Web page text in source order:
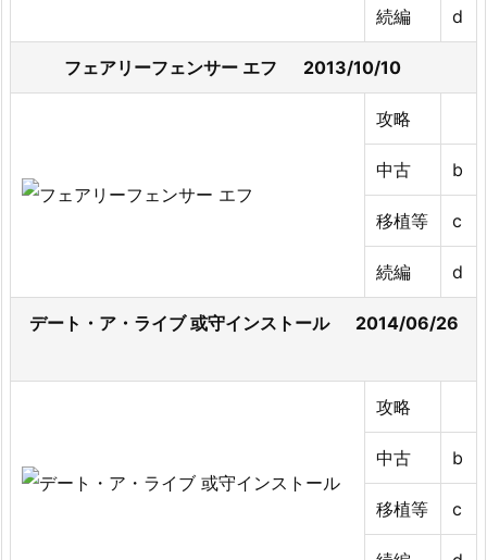
続編 d
フェアリーフェンサー エフ 2013/10/10
攻略
中古 b
移植等 c
続編 d
デート・ア・ライブ 或守インストール 2014/06/26
攻略
中古 b
移植等 c